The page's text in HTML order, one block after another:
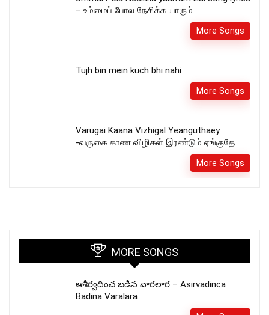
– உம்மைப் போல நேசிக்க யாரும்
More Songs
Tujh bin mein kuch bhi nahi
More Songs
Varugai Kaana Vizhigal Yeanguthaey
-வருகை காண விழிகள் இரண்டும் ஏங்குதே
More Songs
MORE SONGS
ఆశీర్వదించ బడిన వారలార – Asirvadinca
Badina Varalara